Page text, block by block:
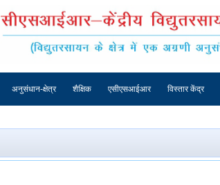
अनुसंधान-क्षेत्र शैक्षिक एसीएसआईआर विस्तार केंद्र